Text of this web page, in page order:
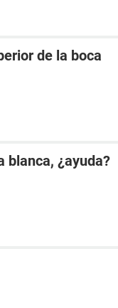
de la boca
blanca, ¿ayuda?